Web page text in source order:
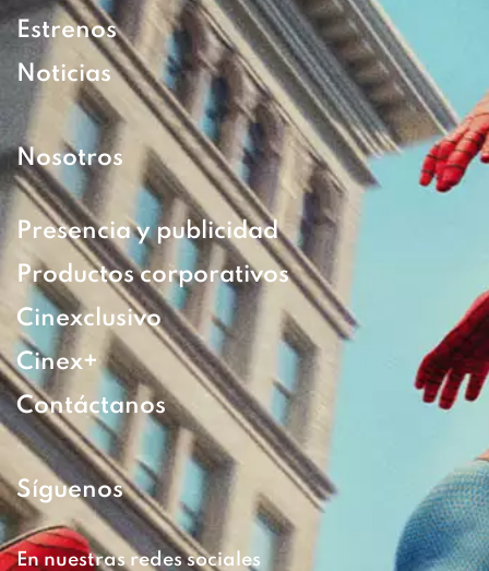
Estrenos
Noticias
Nosotros
Presencia y publicidad
Productos corporativos
Cinexclusivo
Cinex+
Contáctanos
Síguenos
En nuestras redes sociales